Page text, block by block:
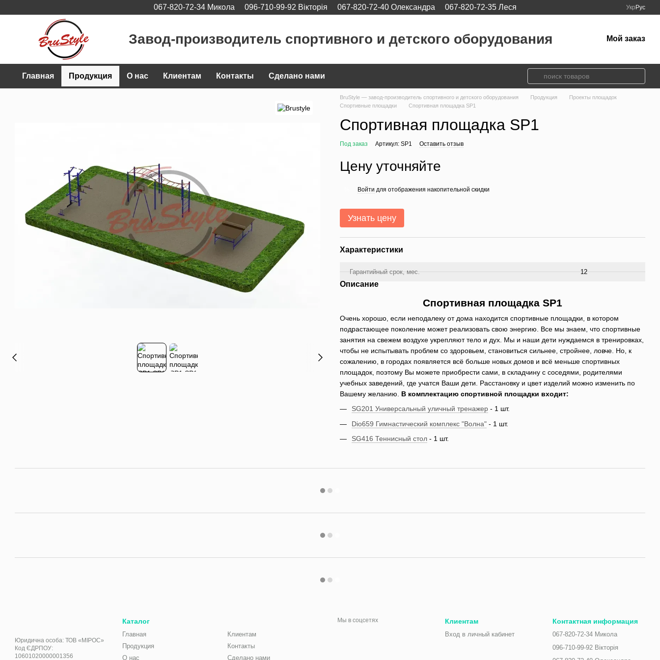
067-820-72-34 Микола 096-710-99-92 Вікторія 067-820-72-40 Олександра 067-820-72-35 Леся Укр Рус
Завод-производитель спортивного и детского оборудования Мой заказ
Главная Продукция О нас Клиентам Контакты Сделано нами
BruStyle — завод-производитель спортивного и детского оборудования Продукция
Проекты площадок
Спортивные площадки
Спортивная площадка SP1
Спортивная площадка SP1
Под заказ Артикул: SP1 Оставить отзыв
Цену уточняйте
Войти для отображения накопительной скидки
Узнать цену
Характеристики
Гарантийный срок, мес. 12
Описание
Спортивная площадка SP1
Очень хорошо, если неподалеку от дома находится спортивные площадки, в котором
подрастающее поколение может реализовать свою энергию. Все мы знаем, что спортивные
занятия на свежем воздухе укрепляют тело и дух. Мы и наши дети нуждаемся в тренировках,
чтобы не испытывать проблем со здоровьем, становиться сильнее, стройнее, ловче. Но, к
сожалению, в городах появляется всё больше новых домов и всё меньше спортивных
площадок, поэтому Вы можете приобрести сами, в складчину с соседями, родителями
учебных заведений, где учатся Ваши дети. Расстановку и цвет изделий можно изменить по
Вашему желанию. В комплектацию спортивной площадки входит:
SG201 Универсальный уличный тренажер - 1 шт.
Dio659 Гимнастический комплекс "Волна" - 1 шт.
SG416 Теннисный стол - 1 шт.
Юридична особа: ТОВ «МІРОС»
Код ЄДРПОУ:
10601020000001356
Каталог
Главная
Продукция
О нас
Клиентам
Контакты
Сделано нами
Мы в соцсетях Клиентам
Вход в личный кабинет
Контактная информация
067-820-72-34 Микола
096-710-99-92 Вікторія